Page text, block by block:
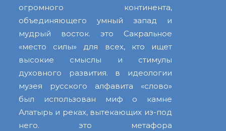
огромного континента,
объединяющего умный запад и
мудрый восток. это Сакральное
«место силы» для всех, кто ищет
высокие смыслы и стимулы
духовного развития. в идеологии
музея русского алфавита «слово»
был использован миф о камне
Алатырь и реках, вытекающих из-под
него. это метафора